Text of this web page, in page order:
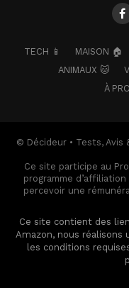
TECH 📱 MAISON 🏠
ANIMAUX 🐱
À
© Décideur • Tests, Avis
Ce site participe au
programme
percevoir une
Ce site contient des
Amazon, nous
les conditions